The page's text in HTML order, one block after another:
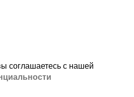
соглашаетесь с нашей